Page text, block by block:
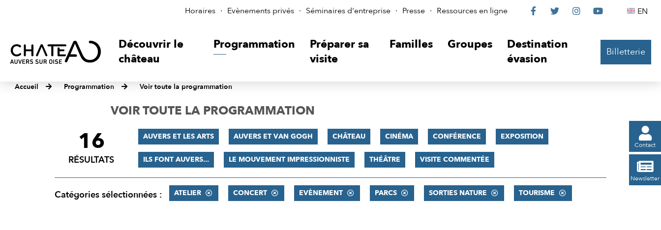
Horaires Evènements privés Séminaires d'entreprise Presse Ressources en ligne
Le
sur

Le

Le

Le
 EN
Découvrir le
château
Programmation
Préparer sa
visite
Familles Groupes
Destination
évasion
Billetterie
Accueil Programmation Voir toute la programmation

Contact

Newsletter
VOIR TOUTE LA PROGRAMMATION
FILTRER
RÉSULTATS
16
RÉSULTATS
AUVERS ET LES ARTS AUVERS ET VAN GOGH CHÂTEAU CINÉMA CONFÉRENCE EXPOSITION
ILS FONT AUVERS... LE MOUVEMENT IMPRESSIONNISTE THÉÂTRE VISITE COMMENTÉE
Catégories sélectionnées : ATELIER CONCERT EVÈNEMENT PARCS SORTIES NATURE TOURISME